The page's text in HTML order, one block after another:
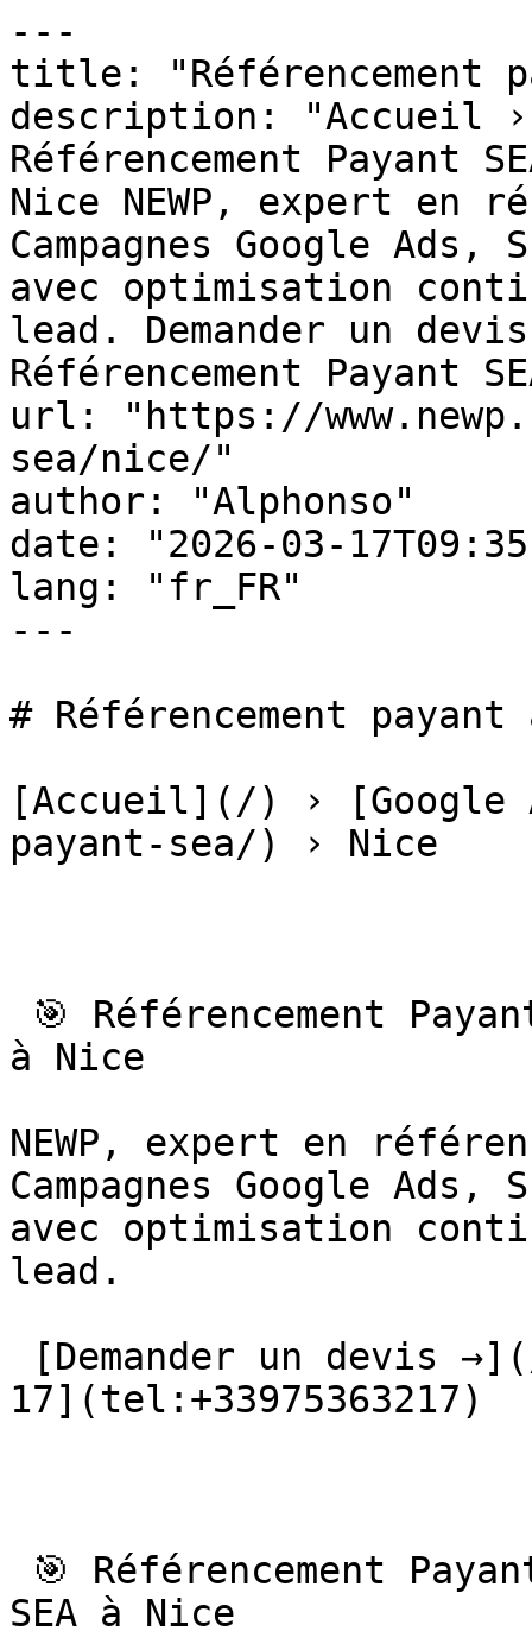
---
title: "Référencement
description: "Accueil ›
Référencement Payant
Nice NEWP, expert en
Campagnes Google
avec optimisation
lead. Demander un
Référencement Payant
url: "https://
sea/nice/"
author: "Alphonso"
date: "2026-03-
lang: "fr_FR"
---
# Référencement payant
[Accueil](/) › [Google
payant-sea/) › Nice
à Nice
NEWP, expert en
Campagnes Google
avec optimisation
lead.
17](tel:+33975363217)
SEA à Nice